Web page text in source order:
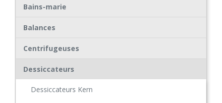
Bains-marie
Balances
Centrifugeuses
Dessiccateurs
Dessiccateurs Kern